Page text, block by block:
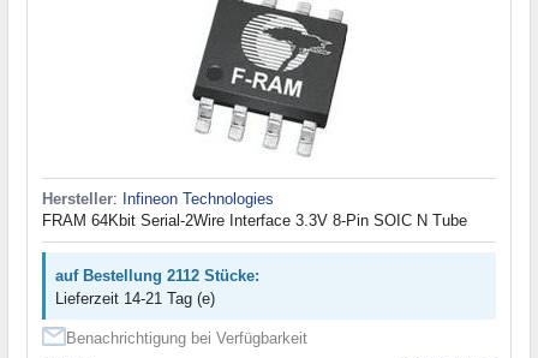
Hersteller: Infineon Technologies
FRAM 64Kbit Serial-2Wire Interface 3.3V 8-Pin SOIC N Tube
auf Bestellung 2112 Stücke:
Lieferzeit 14-21 Tag (e)
Benachrichtigung bei Verfügbarkeit